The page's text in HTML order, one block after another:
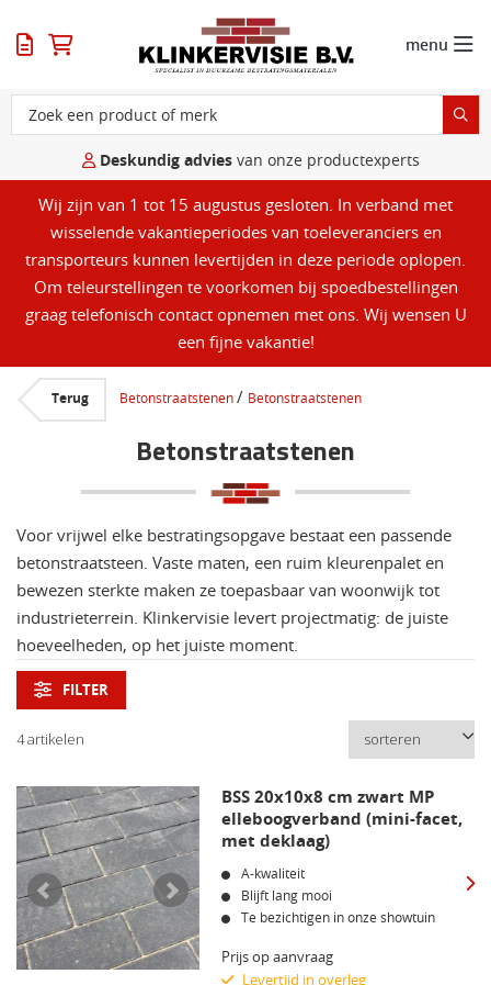
menu
Deskundig advies van onze productexperts
Wij zijn van 1 tot 15 augustus gesloten. In verband met
wisselende vakantieperiodes van toeleveranciers en
transporteurs kunnen levertijden in deze periode oplopen.
Om teleurstellingen te voorkomen bij spoedbestellingen
graag telefonisch contact opnemen met ons. Wij wensen U
een fijne vakantie!
Terug Betonstraatstenen/ Betonstraatstenen
Betonstraatstenen
Voor vrijwel elke bestratingsopgave bestaat een passende
betonstraatsteen. Vaste maten, een ruim kleurenpalet en
bewezen sterkte maken ze toepasbaar van woonwijk tot
industrieterrein. Klinkervisie levert projectmatig: de juiste
hoeveelheden, op het juiste moment.
FILTER
4 artikelen
BSS 20x10x8 cm zwart MP
elleboogverband (mini-facet,
met deklaag)
A-kwaliteit
Blijft lang mooi
Te bezichtigen in onze showtuin
Prijs op aanvraag
Levertijd in overleg